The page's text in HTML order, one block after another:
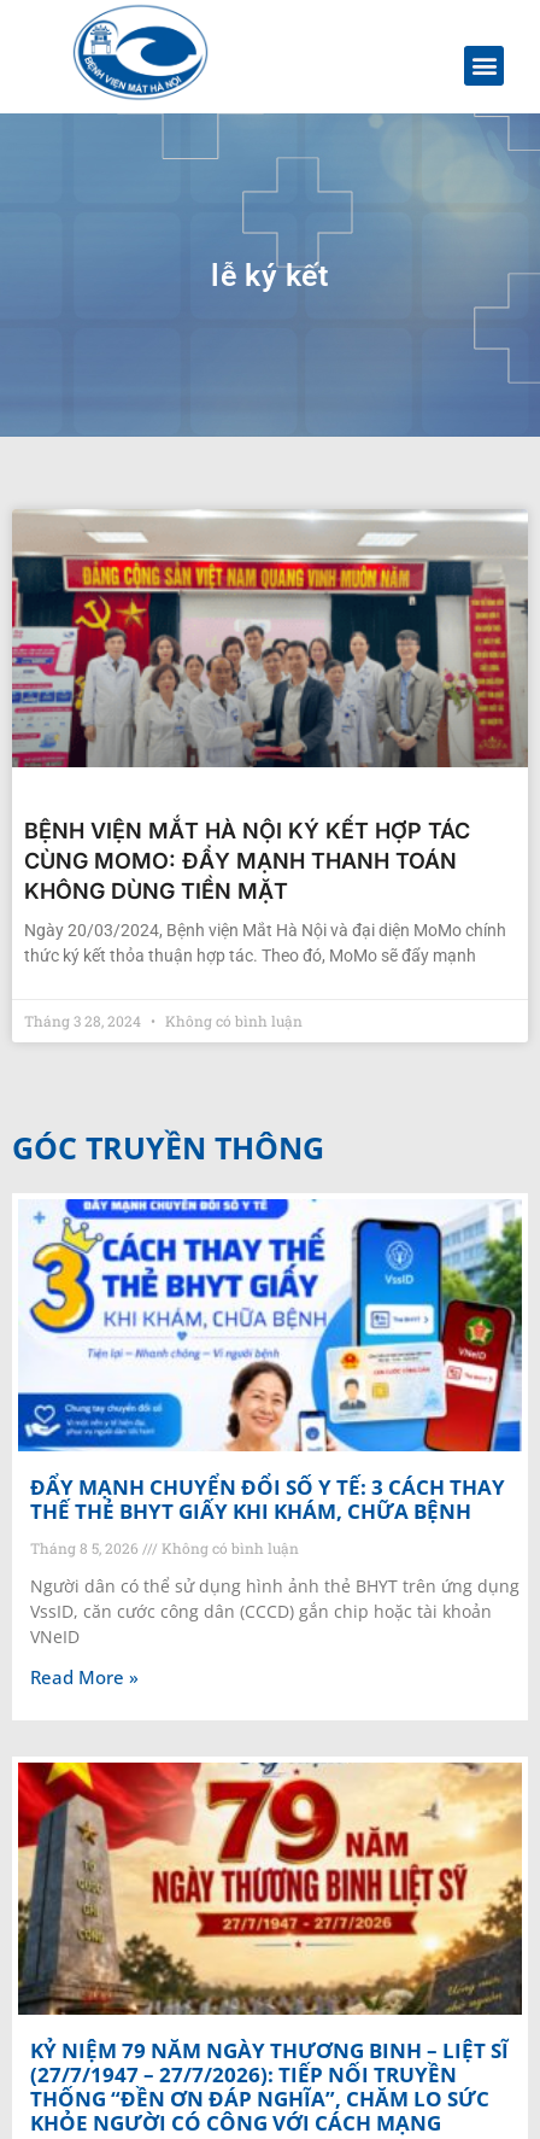
lễ ký kết
BỆNH VIỆN MẮT HÀ NỘI KÝ KẾT HỢP TÁC
CÙNG MOMO: ĐẨY MẠNH THANH TOÁN
KHÔNG DÙNG TIỀN MẶT
Ngày 20/03/2024, Bệnh viện Mắt Hà Nội và đại diện MoMo chính
thức ký kết thỏa thuận hợp tác. Theo đó, MoMo sẽ đẩy mạnh
Tháng 3 28, 2024 Không có bình luận
GÓC TRUYỀN THÔNG
ĐẨY MẠNH CHUYỂN ĐỔI SỐ Y TẾ: 3 CÁCH THAY
THẾ THẺ BHYT GIẤY KHI KHÁM, CHỮA BỆNH
Tháng 8 5, 2026 Không có bình luận
Người dân có thể sử dụng hình ảnh thẻ BHYT trên ứng dụng
VssID, căn cước công dân (CCCD) gắn chip hoặc tài khoản
VNeID
Read More »
KỶ NIỆM 79 NĂM NGÀY THƯƠNG BINH – LIỆT SĨ
(27/7/1947 – 27/7/2026): TIẾP NỐI TRUYỀN
THỐNG “ĐỀN ƠN ĐÁP NGHĨA”, CHĂM LO SỨC
KHỎE NGƯỜI CÓ CÔNG VỚI CÁCH MẠNG